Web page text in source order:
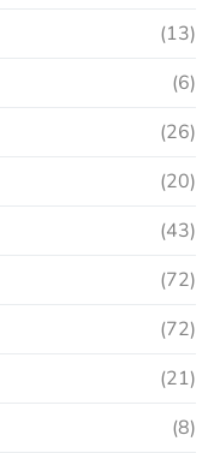
(13)
(6)
(26)
(20)
(43)
(72)
(72)
(21)
(8)